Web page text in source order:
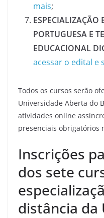
mais;
PORTUGUESA E
EDUCACIONAL
acessar o edital e
Todos os cursos serão
Universidade Aberta do
atividades online
presenciais obrigatórios
Inscrições
dos sete
distância da